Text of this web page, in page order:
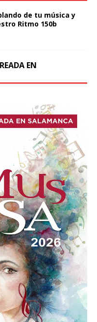
de tu música y
Ritmo 150b
EN